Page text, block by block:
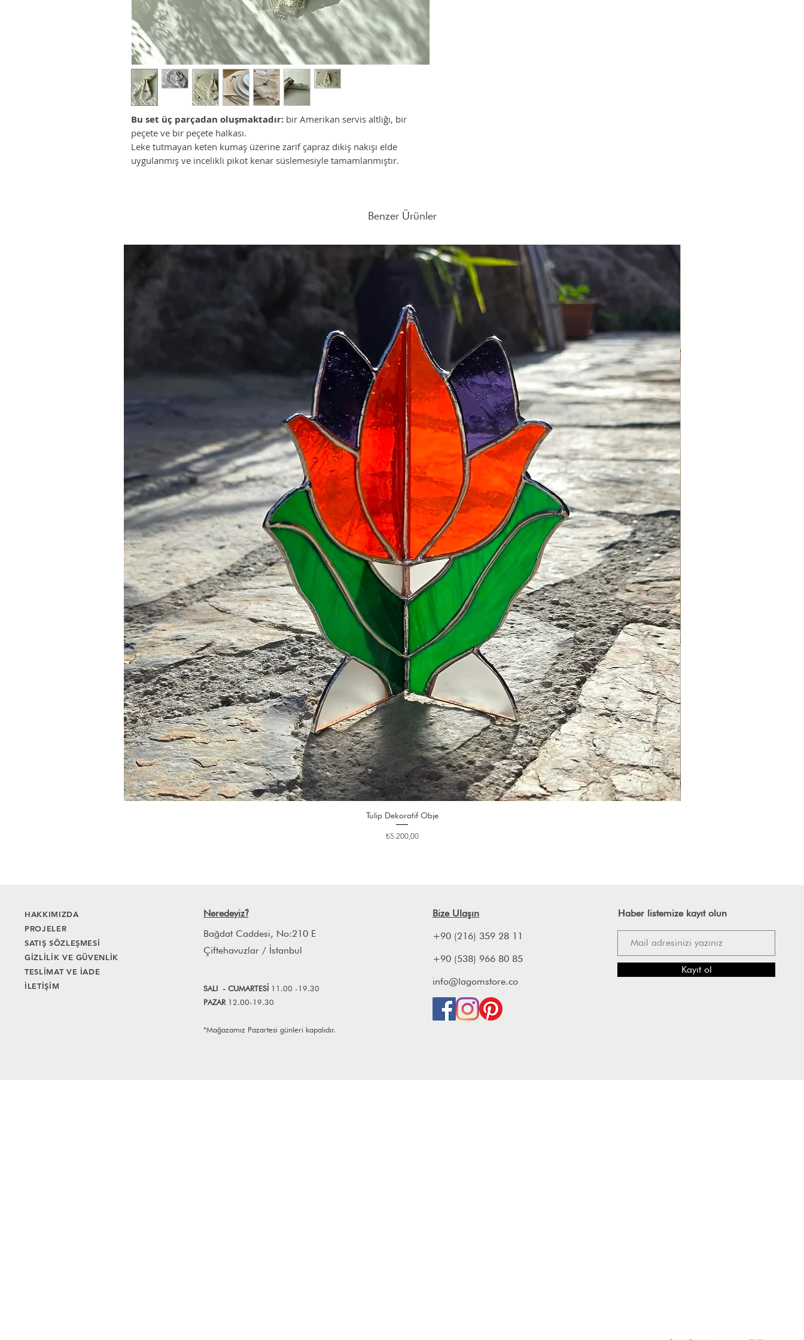
Bu set üç parçadan oluşmaktadır:bir Amerikan servis altlığı, bir
peçete ve bir peçete halkası.
Leke tutmayan keten kumaş üzerine zarif çapraz dikiş nakışı elde
uygulanmış ve incelikli pikot kenar süslemesiyle tamamlanmıştır.
Benzer Ürünler
Tulip Dekoratif Obje
Fiyat
₺5.200,00
HAKKIMIZDA
PROJELER
SATIŞ SÖZLEŞMESİ
GİZLİLİK VE GÜVENLİK
TESLİMAT VE İADE
İLETİŞİM
Neredeyiz?
Bağdat Caddesi, No:210 E
Çiftehavuzlar / İstanbul
SALI - CUMARTESİ 11.00 -19.30
PAZAR 12.00-19.30
*Mağazamız Pazartesi günleri kapalıdır.
Bize Ulaşın
+90 (216) 359 28 11
+90 (538) 966 80 85
info@lagomstore.co
Haber listemize kayıt olun
Kayıt ol